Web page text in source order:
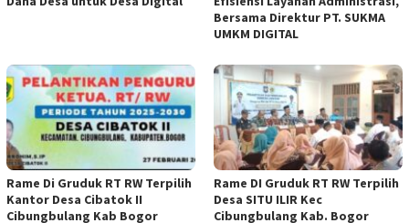
Bersama Direktur PT. SUKMA
UMKM DIGITAL
Rame Di Gruduk RT RW Terpilih
Kantor Desa Cibatok II
Cibungbulang Kab Bogor
Rame DI Gruduk RT RW Terpilih
Desa SITU ILIR Kec
Cibungbulang Kab. Bogor